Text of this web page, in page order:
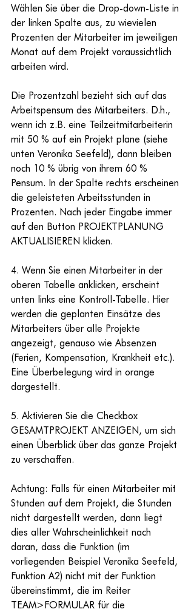
Wählen Sie über die Drop-down-Liste in
der linken Spalte aus, zu wievielen
Prozenten der Mitarbeiter im jeweiligen
Monat auf dem Projekt voraussichtlich
arbeiten wird.
Die Prozentzahl bezieht sich auf das
Arbeitspensum des Mitarbeiters. D.h.,
wenn ich z.B. eine Teilzeitmitarbeiterin
mit 50 % auf ein Projekt plane (siehe
unten Veronika Seefeld), dann bleiben
noch 10 % übrig von ihrem 60 %
Pensum. In der Spalte rechts erscheinen
die geleisteten Arbeitsstunden in
Prozenten. Nach jeder Eingabe immer
auf den Button PROJEKTPLANUNG
AKTUALISIEREN klicken.
4. Wenn Sie einen Mitarbeiter in der
oberen Tabelle anklicken, erscheint
unten links eine Kontroll-Tabelle. Hier
werden die geplanten Einsätze des
Mitarbeiters über alle Projekte
angezeigt, genauso wie Absenzen
(Ferien, Kompensation, Krankheit etc.).
Eine Überbelegung wird in orange
dargestellt.
5. Aktivieren Sie die Checkbox
GESAMTPROJEKT ANZEIGEN, um sich
einen Überblick über das ganze Projekt
zu verschaffen.
Achtung: Falls für einen Mitarbeiter mit
Stunden auf dem Projekt, die Stunden
nicht dargestellt werden, dann liegt
dies aller Wahrscheinlichkeit nach
daran, dass die Funktion (im
vorliegenden Beispiel Veronika Seefeld,
Funktion A2) nicht mit der Funktion
übereinstimmt, die im Reiter
TEAM>FORMULAR für die